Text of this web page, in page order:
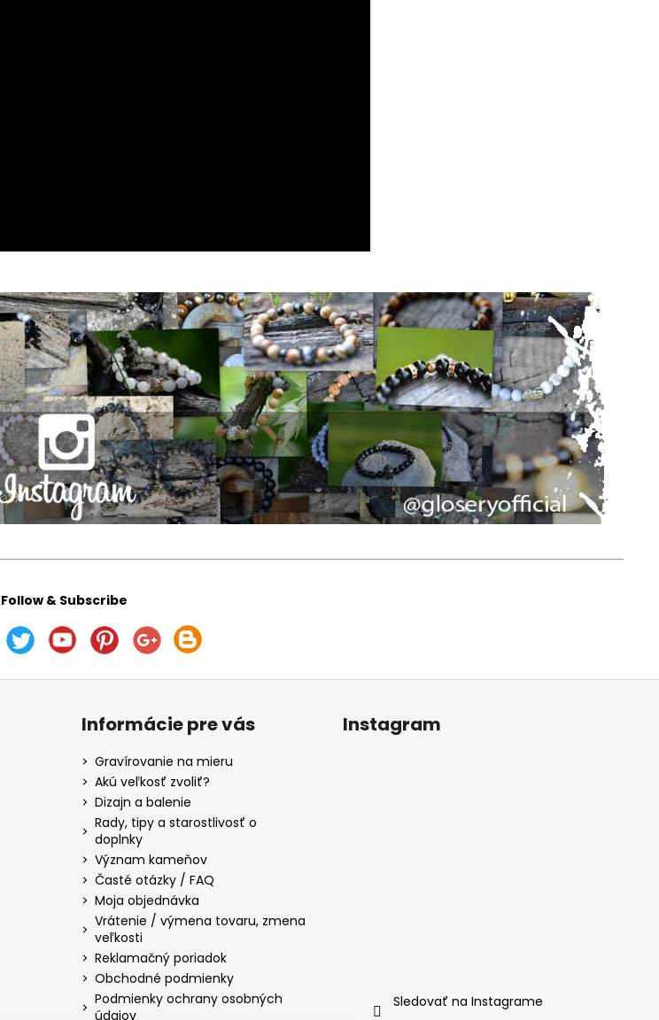
Follow & Subscribe
Informácie pre vás
Gravírovanie na mieru
Akú veľkosť zvoliť?
Dizajn a balenie
Rady, tipy a starostlivosť o
doplnky
Význam kameňov
Časté otázky / FAQ
Moja objednávka
Vrátenie / výmena tovaru, zmena
veľkosti
Reklamačný poriadok
Obchodné podmienky
Podmienky ochrany osobných
údajov
Instagram
Sledovať na Instagrame